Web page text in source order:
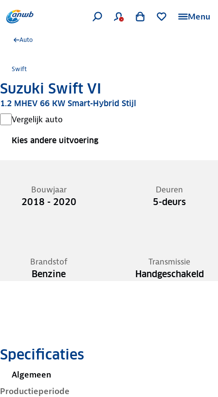
Menu
Auto
Swift
Suzuki Swift VI
1.2 MHEV 66 KW Smart-Hybrid Stijl
Vergelijk auto
Kies andere uitvoering
Bouwjaar
2018 - 2020
Deuren
5-deurs
Brandstof
Benzine
Transmissie
Handgeschakeld
Specificaties
Algemeen
Productieperiode